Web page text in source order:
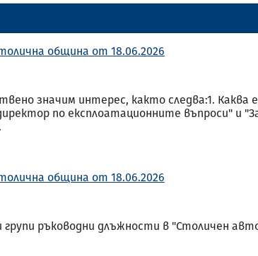
община от 18.06.2026
значим интерес, както следва:1. Каква
по експлоатационните въпроси" и
община от 18.06.2026
ръководни длъжности в "Столичен